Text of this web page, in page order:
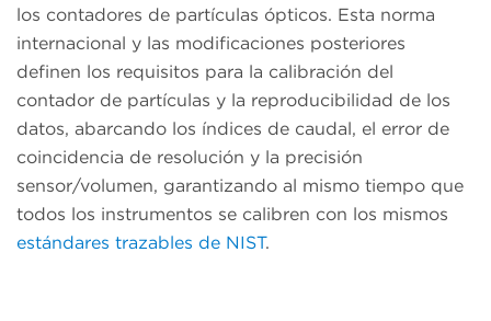
los contadores de partículas ópticos. Esta norma
internacional y las modificaciones posteriores
definen los requisitos para la calibración del
contador de partículas y la reproducibilidad de los
datos, abarcando los índices de caudal, el error de
coincidencia de resolución y la precisión
sensor/volumen, garantizando al mismo tiempo que
todos los instrumentos se calibren con los mismos
estándares trazables de NIST.